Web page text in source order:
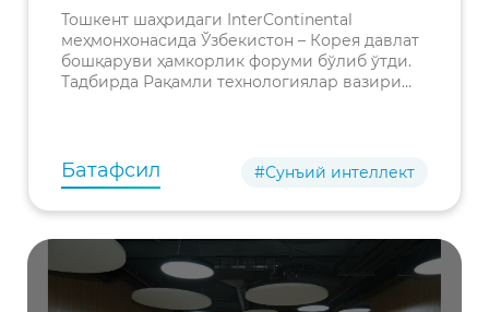
соҳасида
ҳамкорликни
кенгайтирмоқда
Тошкент шаҳридаги InterContinental
меҳмонхонасида Ўзбекистон – Корея давлат
бошқаруви ҳамкорлик форуми бўлиб ўтди.
Тадбирда Рақамли технологиялар вазири
Батафсил #Сунъий интеллект